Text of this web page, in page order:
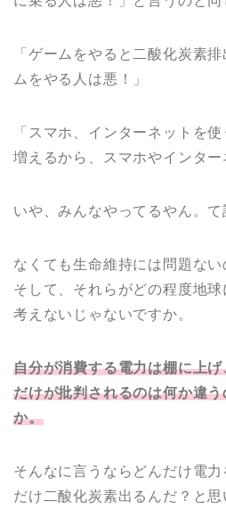
「ゲームをやると二酸化炭素
ムをやる人は悪！」
「スマホ、インターネットを
増えるから、スマホやインター
いや、みんなやってるやん。て
なくても生命維持には問題ない
そして、それらがどの程度地
考えないじゃないですか。
自分が消費する電力は棚に上
だけが批判されるのは何か違
か。
そんなに言うならどんだけ電
だけ二酸化炭素出るんだ？と思
歴8年が選
【実体験で
が上手くな
絵が「描
ない」はこ